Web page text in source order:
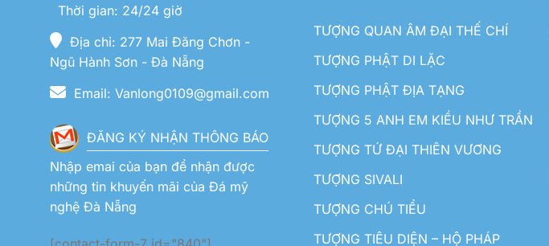
Thời gian: 24/24 giờ
Địa chỉ: 277 Mai Đăng Chơn -
Ngũ Hành Sơn - Đà Nẵng
Email: Vanlong0109@gmail.com
ĐĂNG KÝ NHẬN THÔNG BÁO
Nhập emai của bạn để nhận được
những tin khuyến mãi của Đá mỹ
nghệ Đà Nẵng
TƯỢNG QUAN ÂM ĐẠI THẾ CHÍ
TƯỢNG PHẬT DI LẶC
TƯỢNG PHẬT ĐỊA TẠNG
TƯỢNG 5 ANH EM KIỀU NHƯ TRẦN
TƯỢNG TỨ ĐẠI THIÊN VƯƠNG
TƯỢNG SIVALI
TƯỢNG CHÚ TIỂU
TƯỢNG TIÊU DIỆN – HỘ PHÁP